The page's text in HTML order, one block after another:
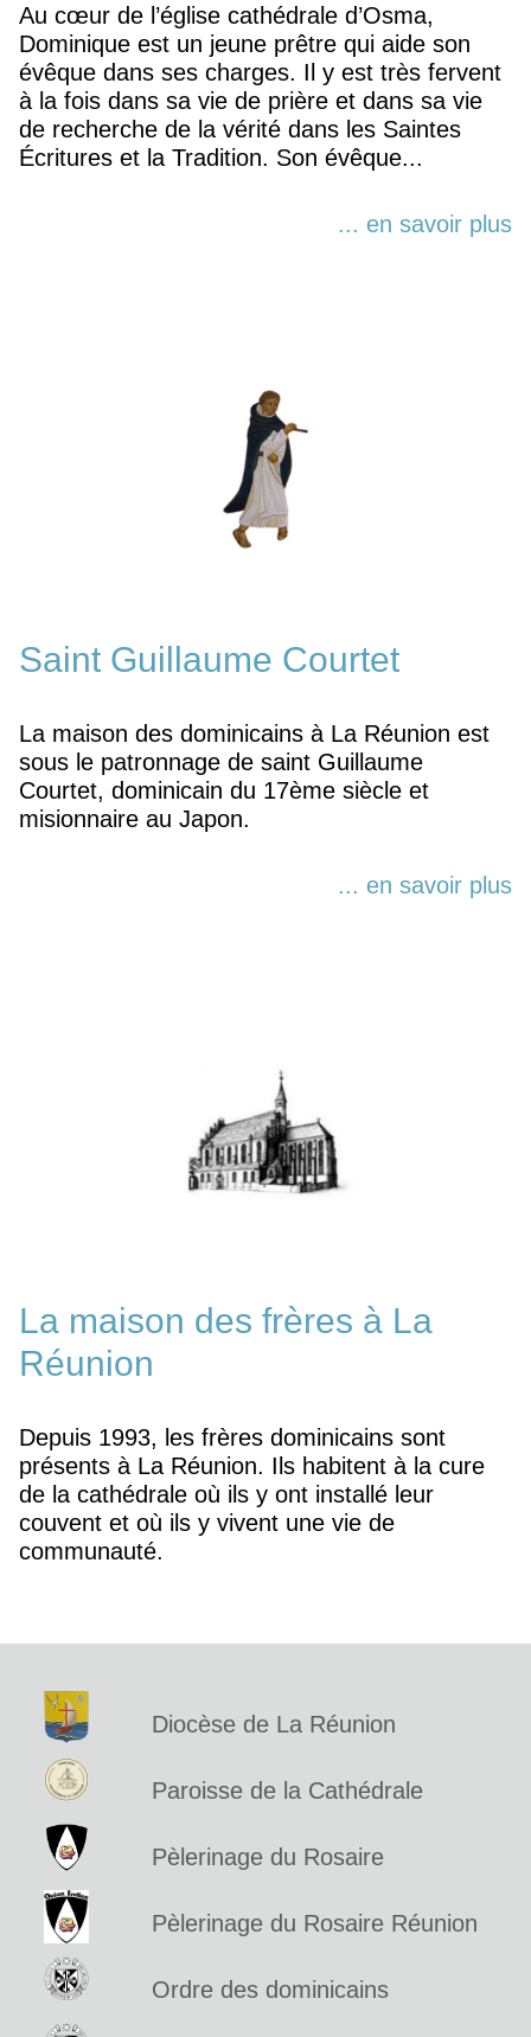
Au cœur de l’église cathédrale d’Osma,
Dominique est un jeune prêtre qui aide son
évêque dans ses charges. Il y est très fervent
à la fois dans sa vie de prière et dans sa vie
de recherche de la vérité dans les Saintes
Écritures et la Tradition. Son évêque...
... en savoir plus
Saint Guillaume Courtet
La maison des dominicains à La Réunion est
sous le patronnage de saint Guillaume
Courtet, dominicain du 17ème siècle et
misionnaire au Japon.
... en savoir plus
La maison des frères à La
Réunion
Depuis 1993, les frères dominicains sont
présents à La Réunion. Ils habitent à la cure
de la cathédrale où ils y ont installé leur
couvent et où ils y vivent une vie de
communauté.
Diocèse de La Réunion
Paroisse de la Cathédrale
Pèlerinage du Rosaire
Pèlerinage du Rosaire Réunion
Ordre des dominicains